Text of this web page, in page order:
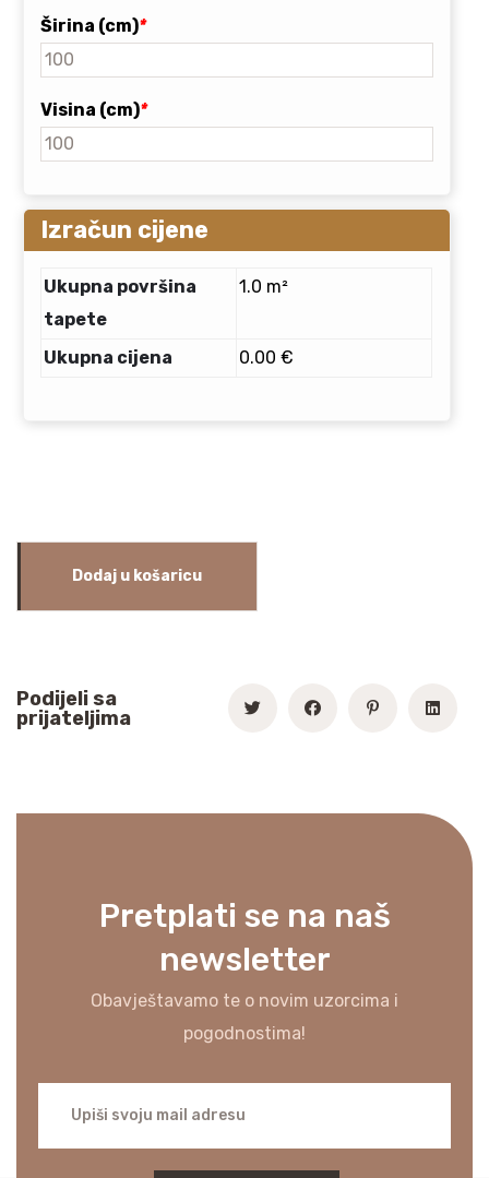
Širina (cm)*
Visina (cm)*
Izračun cijene
Ukupna površina
tapete
1.0 m²
Ukupna cijena 0.00 €
Dodaj u košaricu
Podijeli sa
prijateljima
Pretplati se na naš
newsletter
Obavještavamo te o novim uzorcima i
pogodnostima!